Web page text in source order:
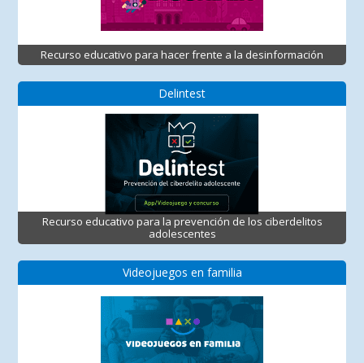
Recurso educativo para hacer frente a la desinformación
Delintest
Recurso educativo para la prevención de los ciberdelitos
adolescentes
Videojuegos en familia